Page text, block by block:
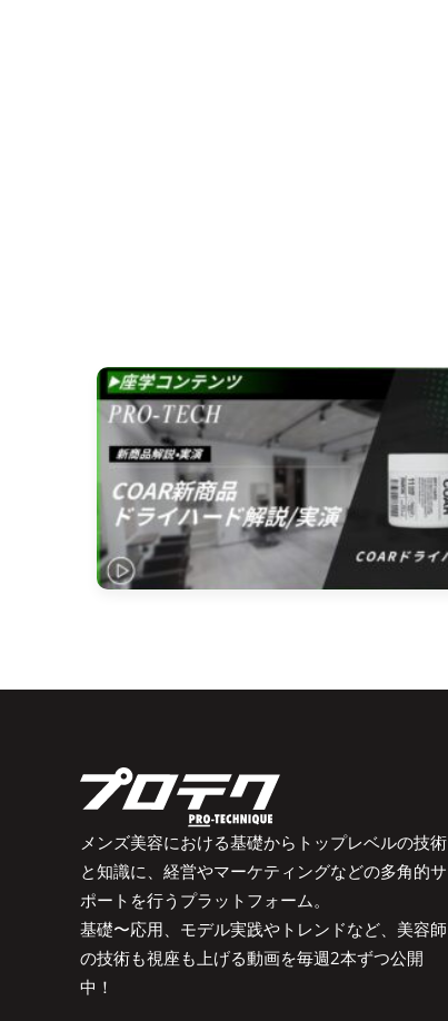
メンズ美容における基礎からトップレベルの技術
と知識に、経営やマーケティングなどの多角的サ
ポートを行うプラットフォーム。
基礎〜応用、モデル実践やトレンドなど、美容師
の技術も視座も上げる動画を毎週2本ずつ公開
中！